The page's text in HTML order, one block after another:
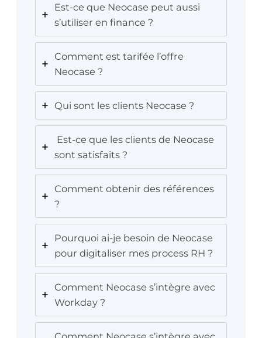
Est-ce que Neocase peut aussi
s’utiliser en finance ?
Comment est tarifée l’offre
Neocase ?
Qui sont les clients Neocase ?
Est-ce que les clients de Neocase
sont satisfaits ?
Comment obtenir des références
?
Pourquoi ai-je besoin de Neocase
pour digitaliser mes process RH ?
Comment Neocase s’intègre avec
Workday ?